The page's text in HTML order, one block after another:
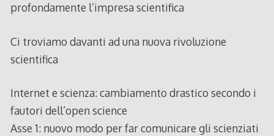
profondamente l’impresa scientifica
Ci troviamo davanti ad una nuova rivoluzione
scientifica
Internet e scienza: cambiamento drastico secondo i
fautori dell’open science
Asse 1: nuovo modo per far comunicare gli scienziati